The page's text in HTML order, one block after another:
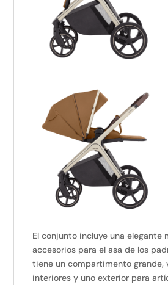
El conjunto incluye una elegante
accesorios para el asa de los
tiene un compartimento grande,
interiores y uno exterior para